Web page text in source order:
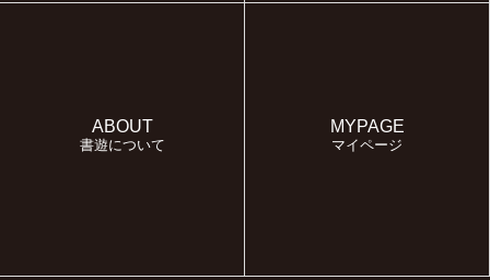
ABOUT
書遊について
MYPAGE
マイページ